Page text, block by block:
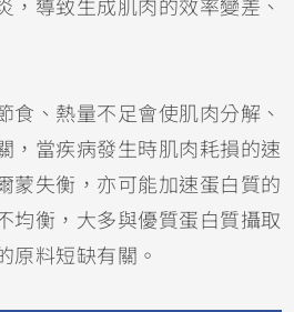
，導致生成肌肉的效率變差、
食、熱量不足會使肌肉分解、
，當疾病發生時肌肉耗損的速
蒙失衡，亦可能加速蛋白質的
均衡，大多與優質蛋白質攝取
原料短缺有關。